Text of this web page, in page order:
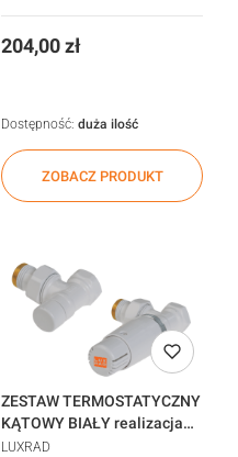
Cena
204,00 zł
ZOBACZ PRODUKT
Dostępność: duża ilość
ZESTAW TERMOSTATYCZNY
KĄTOWY BIAŁY realizacja
48h
LUXRAD